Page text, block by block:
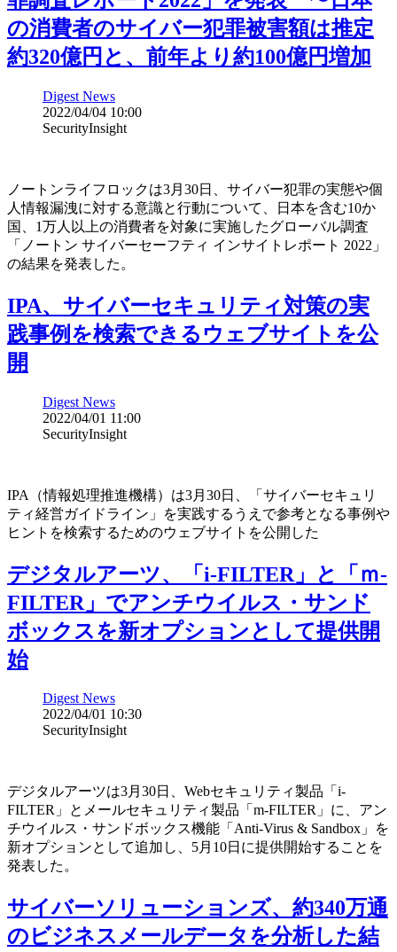
の消費者のサイバー犯罪被害額は推定
約320億円と、前年より約100億円増加
Digest News
2022/04/04 10:00
SecurityInsight
ノートンライフロックは3月30日、サイバー犯罪の実態や個
人情報漏洩に対する意識と行動について、日本を含む10か
国、1万人以上の消費者を対象に実施したグローバル調査
「ノートン サイバーセーフティ インサイトレポート 2022」
の結果を発表した。
IPA、サイバーセキュリティ対策の実
践事例を検索できるウェブサイトを公
開
Digest News
2022/04/01 11:00
SecurityInsight
IPA（情報処理推進機構）は3月30日、「サイバーセキュリ
ティ経営ガイドライン」を実践するうえで参考となる事例や
ヒントを検索するためのウェブサイトを公開した
デジタルアーツ、「i-FILTER」と「ｍ-
FILTER」でアンチウイルス・サンド
ボックスを新オプションとして提供開
始
Digest News
2022/04/01 10:30
SecurityInsight
デジタルアーツは3月30日、Webセキュリティ製品「i-
FILTER」とメールセキュリティ製品「m-FILTER」に、アン
チウイルス・サンドボックス機能「Anti-Virus & Sandbox」を
新オプションとして追加し、5月10日に提供開始することを
発表した。
サイバーソリューションズ、約340万通
のビジネスメールデータを分析した結